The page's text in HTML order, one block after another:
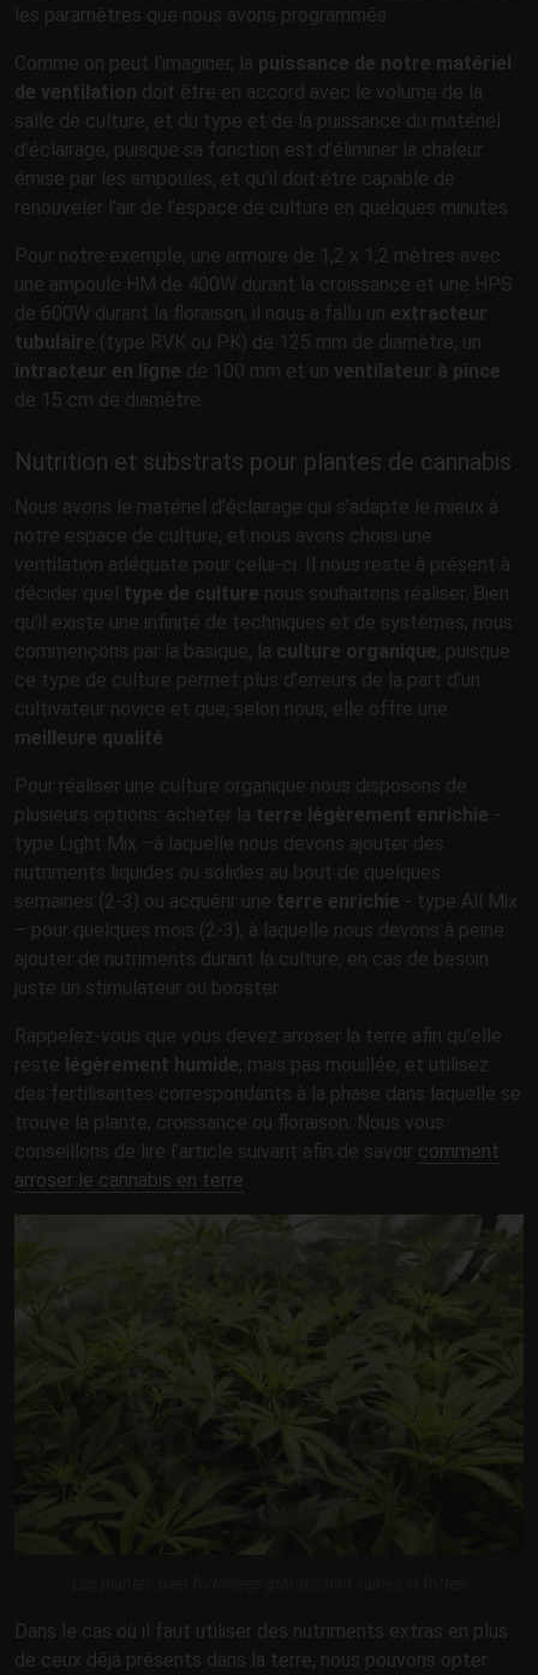
les paramètres que nous avons programmés.
Comme on peut l’imaginer, la puissance de notre matériel
de ventilation doit être en accord avec le volume de la
salle de culture, et du type et de la puissance du matériel
d’éclairage, puisque sa fonction est d’éliminer la chaleur
émise par les ampoules, et qu’il doit être capable de
renouveler l’air de l’espace de culture en quelques minutes.
Pour notre exemple, une armoire de 1,2 x 1,2 mètres avec
une ampoule HM de 400W durant la croissance et une HPS
de 600W durant la floraison, il nous a fallu un extracteur
tubulaire (type RVK ou PK) de 125 mm de diamètre, un
intracteur en ligne de 100 mm et un ventilateur à pince
de 15 cm de diamètre.
Nutrition et substrats pour plantes de cannabis
Nous avons le matériel d’éclairage qui s’adapte le mieux à
notre espace de culture, et nous avons choisi une
ventilation adéquate pour celui-ci. Il nous reste à présent à
décider quel type de culture nous souhaitons réaliser. Bien
qu’il existe une infinité de techniques et de systèmes, nous
commençons par la basique, la culture organique, puisque
ce type de culture permet plus d’erreurs de la part d’un
cultivateur novice et que, selon nous, elle offre une
meilleure qualité.
Pour réaliser une culture organique nous disposons de
plusieurs options: acheter la terre légèrement enrichie -
type Light Mix –à laquelle nous devons ajouter des
nutriments liquides ou solides au bout de quelques
semaines (2-3) ou acquérir une terre enrichie - type All Mix
– pour quelques mois (2-3), à laquelle nous devons à peine
ajouter de nutriments durant la culture, en cas de besoin
juste un stimulateur ou booster.
Rappelez-vous que vous devez arroser la terre afin qu’elle
reste légèrement humide, mais pas mouillée, et utilisez
des fertilisantes correspondants à la phase dans laquelle se
trouve la plante, croissance ou floraison. Nous vous
conseillons de lire l’article suivant afin de savoir comment
arroser le cannabis en terre.
Dans le cas où il faut utiliser des nutriments extras en plus
de ceux déjà présents dans la terre, nous pouvons opter